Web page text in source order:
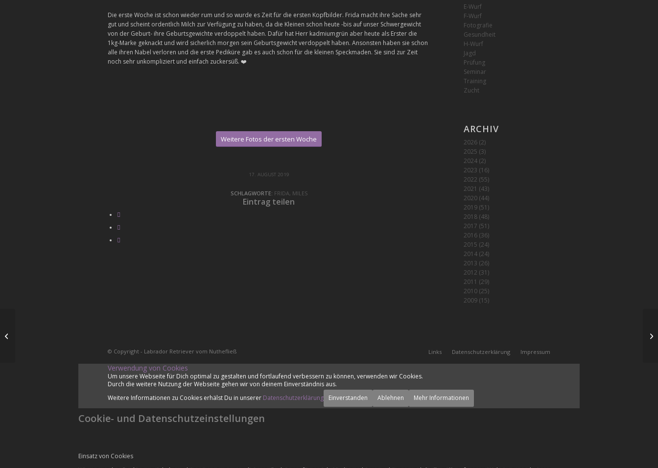
Die erste Woche ist schon wieder rum und so wurde es Zeit für die ersten Kopfbilder. Frida macht ihre Sache sehr
gut und scheint ordentlich Milch zur Verfügung zu haben, da die Kleinen schon heute -bis auf unser Schwergewicht
von der Geburt- ihre Geburtsgewichte verdoppelt haben. Dafür hat Herr kadmiumgrün aber heute als Erster die
1kg-Marke geknackt und wird sicherlich morgen sein Geburtsgewicht verdoppelt haben. Ansonsten haben sie schon
alle ihren Nabel verloren und die erste Pediküre gab es auch schon für die kleinen Speckmaden. Sie sind zur Zeit
noch sehr unkompliziert und einfach zuckersüß.❤️
Weitere Fotos der ersten Woche
17. AUGUST 2019
SCHLAGWORTE: FRIDA, MILES
Eintrag teilen
E-Wurf
F-Wurf
Fotografie
Gesundheit
H-Wurf
Jagd
Prüfung
Seminar
Training
Zucht
ARCHIV
2026(2)
2025 (3)
2024(2)
2023 (16)
2022 (55)
2021 (43)
2020(44)
2019(51)
2018(48)
2017 (51)
2016(36)
2015 (24)
2014(24)
2013 (26)
2012 (31)
2011 (29)
2010(25)
2009(15)
© Copyright - Labrador Retriever vom Nuthefließ Links Datenschutzerklärung Impressum
Verwendung von Cookies
Um unsere Webseite für Dich optimal zu gestalten und fortlaufend verbessern zu können, verwenden wir Cookies.
Durch die weitere Nutzung der Webseite gehen wir von deinem Einverständnis aus.
Weitere Informationen zu Cookies erhälst Du in unserer Datenschutzerklärung Einverstanden Ablehnen Mehr Informationen
Cookie- und Datenschutzeinstellungen
Einsatz von Cookies